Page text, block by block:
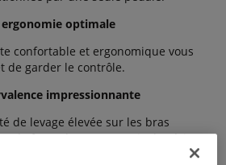
ergonomie optimale
confortable et ergonomique vous
de garder le contrôle.
impressionnante
de levage élevée sur les bras
de force de 20545 tr/min, la série